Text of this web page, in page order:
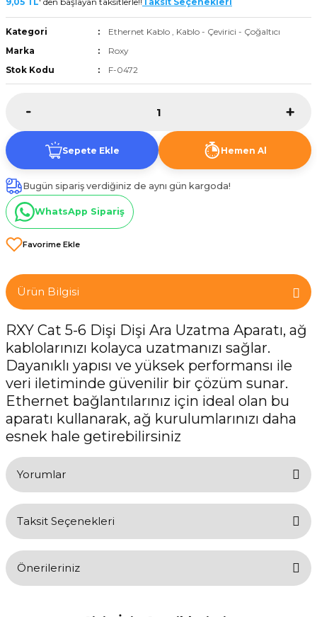
Kategori Ethernet Kablo , Kablo - Çevirici - Çoğaltıcı
Marka
Roxy
Stok Kodu
F-0472
Sepete Ekle Hemen Al
Bugün sipariş verdiğiniz de aynı gün kargoda!
WhatsApp Sipariş
Ürün Bilgisi
RXY Cat 5-6 Dişi Dişi Ara Uzatma Aparatı, ağ
kablolarınızı kolayca uzatmanızı sağlar.
Dayanıklı yapısı ve yüksek performansı ile
veri iletiminde güvenilir bir çözüm sunar.
Ethernet bağlantılarınız için ideal olan bu
aparatı kullanarak, ağ kurulumlarınızı daha
esnek hale getirebilirsiniz
Yorumlar
Taksit Seçenekleri
Önerileriniz
konularda yetersiz gördüğünüz noktaları öneri formunu kullanarak